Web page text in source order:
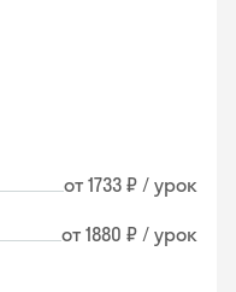
от 1733 ₽ / урок
от 1880 ₽ / урок